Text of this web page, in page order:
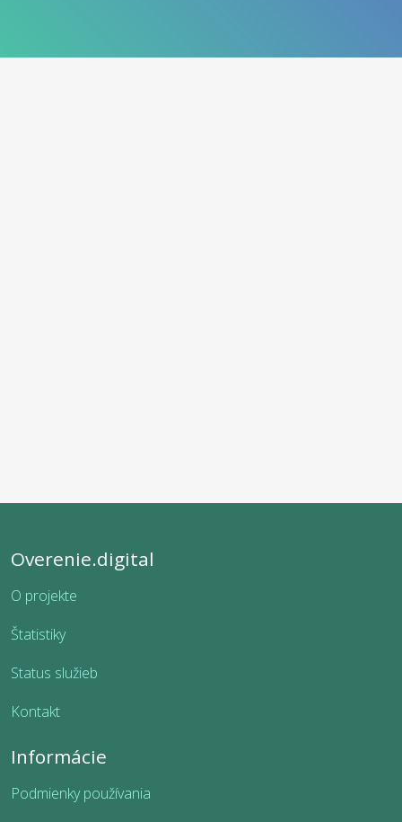
Overenie.digital
O projekte
Štatistiky
Status služieb
Kontakt
Informácie
Podmienky používania